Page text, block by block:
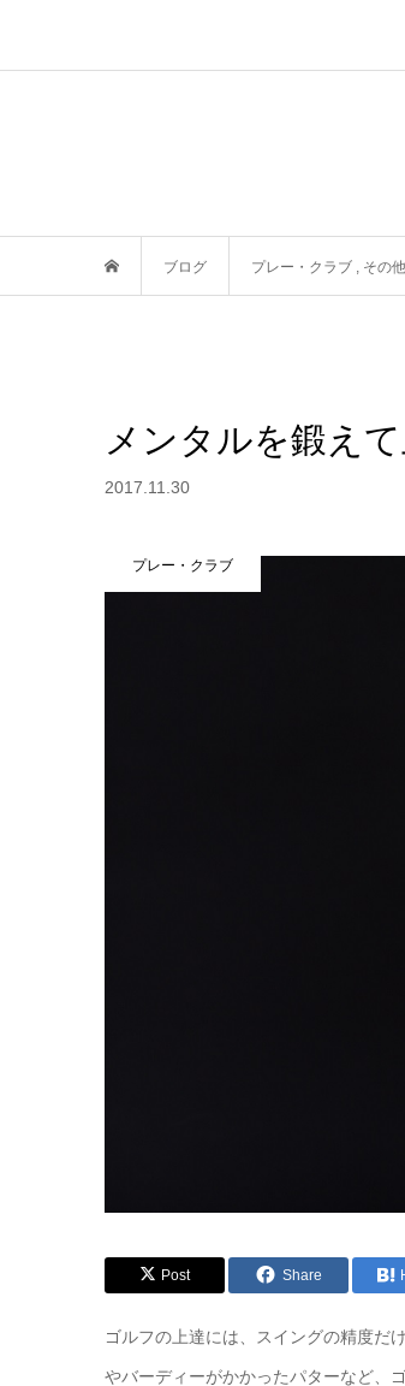
ブログ プレー・クラブ その他
メンタルを鍛え
2017.11.30
プレー・クラブ
Post Share
ゴルフの上達には、スイングの精度だ
やバーディーがかかったパターなど、